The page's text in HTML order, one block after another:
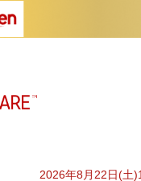
ィリエイトならリンクシ
2026年8月22日(土